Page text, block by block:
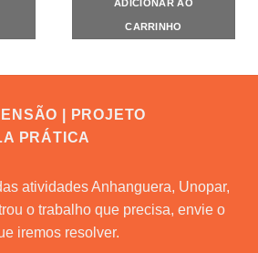
ADICIONAR AO
CARRINHO
| PROJETO
PRÁTICA
atividades Anhanguera, Unopar,
o trabalho que precisa, envie o
iremos resolver.